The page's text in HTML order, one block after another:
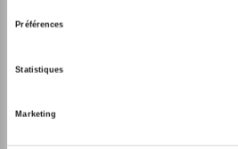
Préférences
Statistiques
Marketing